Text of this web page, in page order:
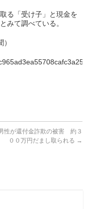
る「受け子」と現金を
みて調べている。
性が還付金詐欺の被害 約３
００万円だまし取られる →